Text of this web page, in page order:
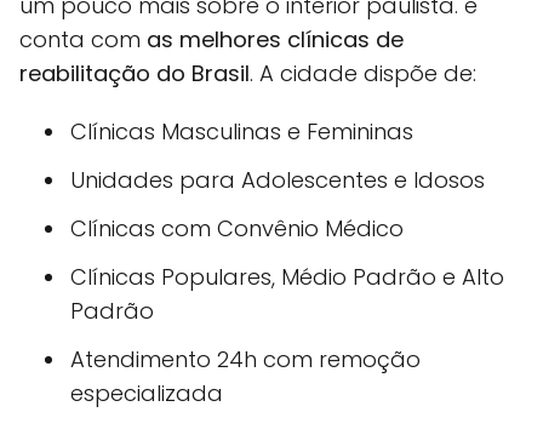
conta com as melhores clínicas de
reabilitação do Brasil. A cidade dispõe de:
Clínicas Masculinas e Femininas
Unidades para Adolescentes e Idosos
Clínicas com Convênio Médico
Clínicas Populares, Médio Padrão e Alto
Padrão
Atendimento 24h com remoção
especializada